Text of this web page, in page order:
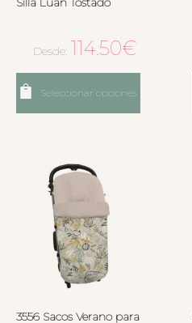
Desde: 114.50€
Seleccionar opciones
3556 Sacos Verano para